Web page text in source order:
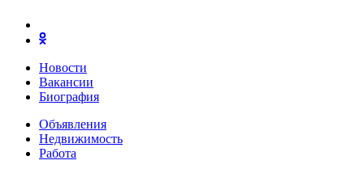
Новости
Вакансии
Биография
Объявления
Недвижимость
Работа